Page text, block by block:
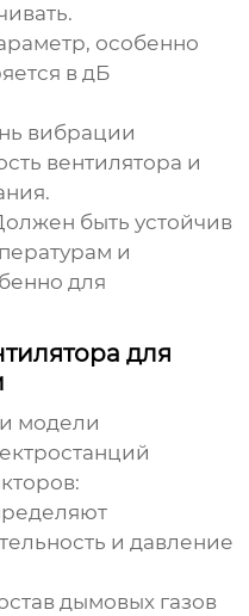
особенно
в дБ
вибрации
вентилятора и
быть устойчив
и
для
для
модели
и давление
дымовых газов